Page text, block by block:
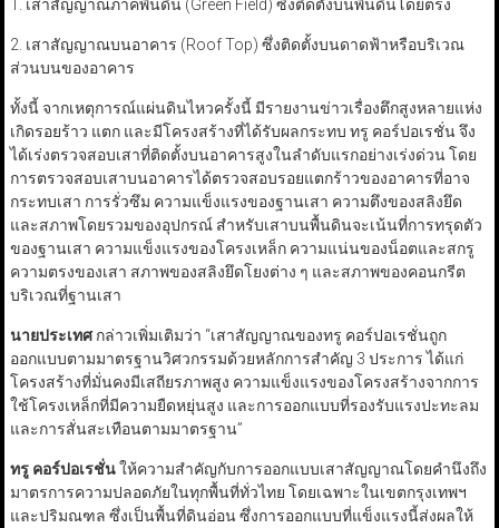
1. เสาสัญญาณภาคพื้นดิน (Green Field) ซึ่งติดตั้งบนพื้นดินโดยตรง
2. เสาสัญญาณบนอาคาร (Roof Top) ซึ่งติดตั้งบนดาดฟ้าหรือบริเวณ
ส่วนบนของอาคาร
ทั้งนี้ จากเหตุการณ์แผ่นดินไหวครั้งนี้ มีรายงานข่าวเรื่องตึกสูงหลายแห่ง
เกิดรอยร้าว แตก และมีโครงสร้างที่ได้รับผลกระทบ ทรู คอร์ปอเรชั่น จึง
ได้เร่งตรวจสอบเสาที่ติดตั้งบนอาคารสูงในลำดับแรกอย่างเร่งด่วน โดย
การตรวจสอบเสาบนอาคารได้ตรวจสอบรอยแตกร้าวของอาคารที่อาจ
กระทบเสา การรั่วซึม ความแข็งแรงของฐานเสา ความตึงของสลิงยึด
และสภาพโดยรวมของอุปกรณ์ สำหรับเสาบนพื้นดินจะเน้นที่การทรุดตัว
ของฐานเสา ความแข็งแรงของโครงเหล็ก ความแน่นของน็อตและสกรู
ความตรงของเสา สภาพของสลิงยึดโยงต่าง ๆ และสภาพของคอนกรีต
บริเวณที่ฐานเสา
นายประเทศกล่าวเพิ่มเติมว่า “เสาสัญญาณของทรู คอร์ปอเรชั่นถูก
ออกแบบตามมาตรฐานวิศวกรรมด้วยหลักการสำคัญ 3 ประการ ได้แก่
โครงสร้างที่มั่นคงมีเสถียรภาพสูง ความแข็งแรงของโครงสร้างจากการ
ใช้โครงเหล็กที่มีความยืดหยุ่นสูง และการออกแบบที่รองรับแรงปะทะลม
และการสั่นสะเทือนตามมาตรฐาน”
ทรู คอร์ปอเรชั่นให้ความสำคัญกับการออกแบบเสาสัญญาณโดยคำนึงถึง
มาตรการความปลอดภัยในทุกพื้นที่ทั่วไทย โดยเฉพาะในเขตกรุงเทพฯ
และปริมณฑล ซึ่งเป็นพื้นที่ดินอ่อน ซึ่งการออกแบบที่แข็งแรงนี้ส่งผลให้